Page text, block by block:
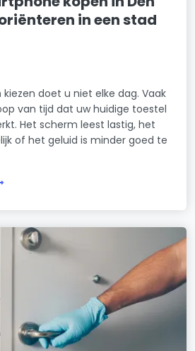
in een stad
doet u niet elke dag. Vaak
van tijd dat uw huidige toestel
Het scherm leest lastig, het
of het geluid is minder goed te